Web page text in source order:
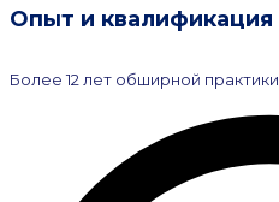
Опыт и квалификация
Более 12 лет обширной практики